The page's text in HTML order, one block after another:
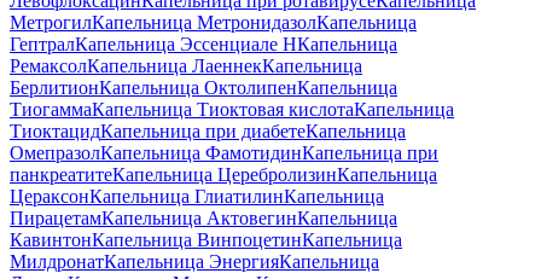
МетрогилКапельница МетронидазолКапельница
ГептралКапельница Эссенциале НКапельница
РемаксолКапельница ЛаеннекКапельница
БерлитионКапельница ОктолипенКапельница
ТиогаммаКапельница Тиоктовая кислотаКапельница
ТиоктацидКапельница при диабетеКапельница
ОмепразолКапельница ФамотидинКапельница при
панкреатитеКапельница ЦеребролизинКапельница
ЦераксонКапельница ГлиатилинКапельница
ПирацетамКапельница АктовегинКапельница
КавинтонКапельница ВинпоцетинКапельница
МилдронатКапельница ЭнергияКапельница